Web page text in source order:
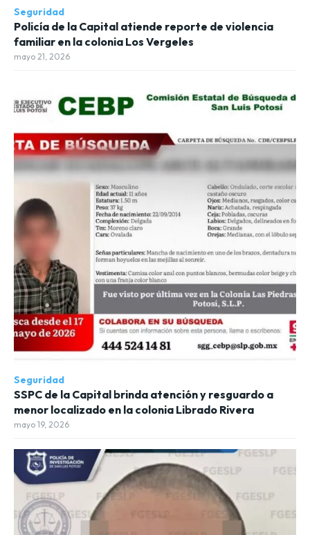
Seguridad
Policía de la Capital atiende reporte de violencia
familiar en la colonia Los Vergeles
mayo 21, 2026
Seguridad
SSPC de la Capital brinda atención y resguardo a
menor localizado en la colonia Librado Rivera
mayo 19, 2026